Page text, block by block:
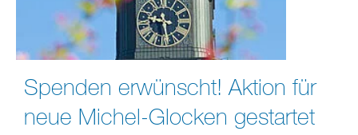
Spenden erwünscht! Aktion für
neue Michel-Glocken gestartet